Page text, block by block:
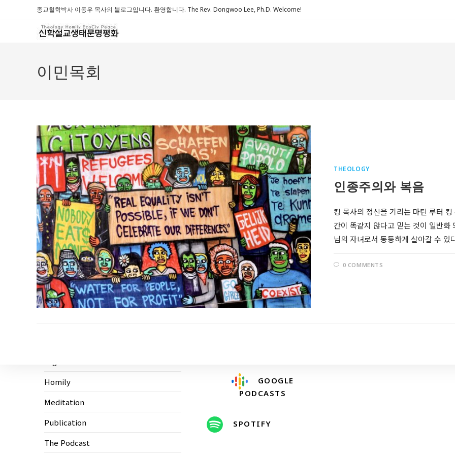
종교철학박사 이동우 목사의 블로그입니다. 환영합니다. The Rev. Dongwoo Lee, Ph.D. Welcome!
이민목회
THEOLOGY
인종주의와 복음
킹 목사의 정신을 기리는 마틴 루터
간이 똑같지 않다고 믿는 것이 일반
님의 자녀로서 동등하게 살아갈 수
0 COMMENTS
Homily
Meditation
Publication
The Podcast
GOOGLE
PODCASTS
SPOTIFY